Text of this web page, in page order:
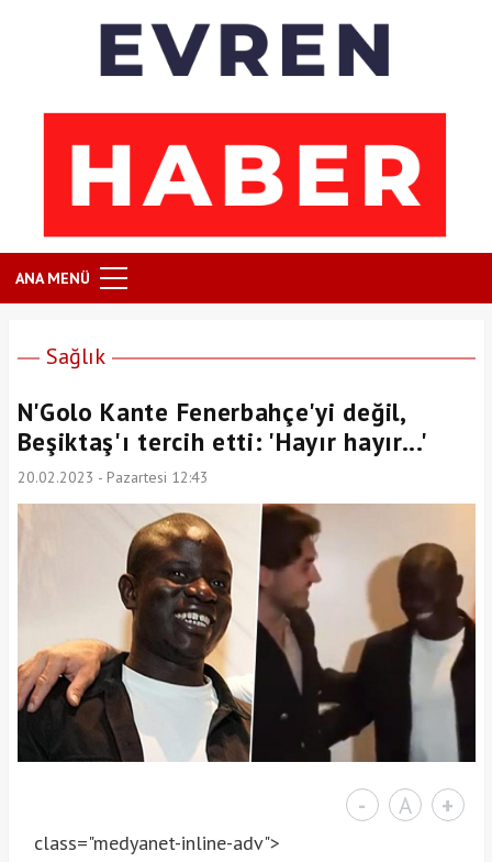
ANA MENÜ
Sağlık
N'Golo Kante Fenerbahçe'yi değil,
Beşiktaş'ı tercih etti: 'Hayır hayır...'
20.02.2023 - Pazartesi 12:43
- A +
class="medyanet-inline-adv">